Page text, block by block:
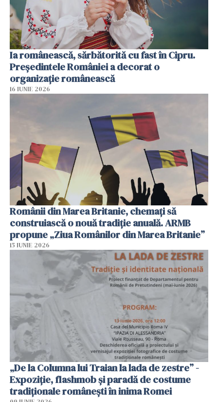
Ia românească, sărbătorită cu fast în Cipru.
Președintele României a decorat o
organizație românească
16 IUNIE 2026
Românii din Marea Britanie, chemați să
construiască o nouă tradiție anuală. ARMB
propune „Ziua Românilor din Marea Britanie”
15 IUNIE 2026
„De la Columna lui Traian la lada de zestre” -
Expoziție, flashmob și paradă de costume
tradiționale românești în inima Romei